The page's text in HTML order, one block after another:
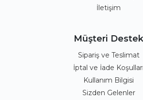
İletişim
Müşteri Destek
Sipariş ve Teslimat
İptal ve İade Koşulları
Kullanım Bilgisi
Sizden Gelenler